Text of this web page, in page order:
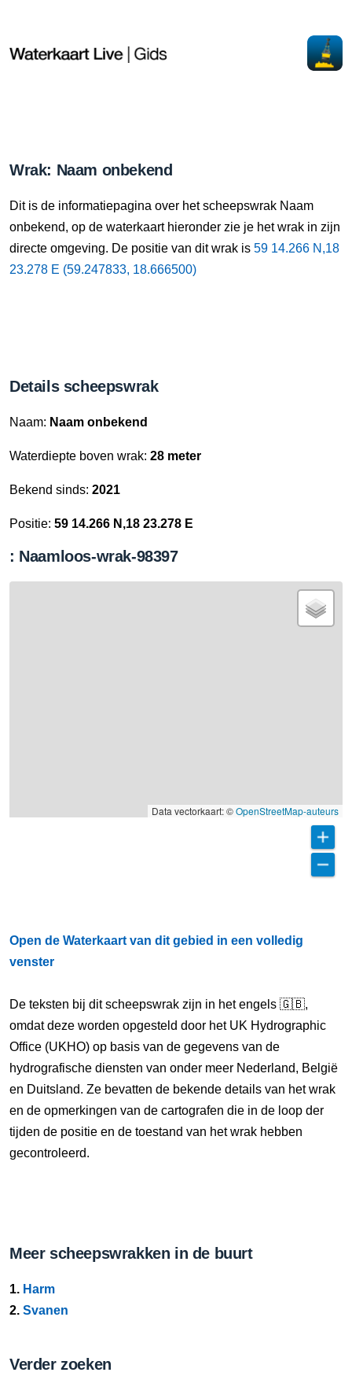
Wrak: Naam onbekend
Dit is de informatiepagina over het scheepswrak Naam
onbekend, op de waterkaart hieronder zie je het wrak in zijn
directe omgeving. De positie van dit wrak is 59 14.266 N,18
23.278 E (59.247833, 18.666500)
Details scheepswrak
Naam: Naam onbekend
Waterdiepte boven wrak: 28 meter
Bekend sinds: 2021
Positie: 59 14.266 N,18 23.278 E
: Naamloos-wrak-98397
Data vectorkaart: ©OpenStreetMap-auteurs
Open de Waterkaart van dit gebied in een volledig
venster
De teksten bij dit scheepswrak zijn in het engels 🇬🇧,
omdat deze worden opgesteld door het UK Hydrographic
Office (UKHO) op basis van de gegevens van de
hydrografische diensten van onder meer Nederland, België
en Duitsland. Ze bevatten de bekende details van het wrak
en de opmerkingen van de cartografen die in de loop der
tijden de positie en de toestand van het wrak hebben
gecontroleerd.
Meer scheepswrakken in de buurt
1. Harm
2. Svanen
Verder zoeken